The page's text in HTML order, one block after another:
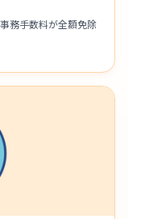
務手数料が全額免除